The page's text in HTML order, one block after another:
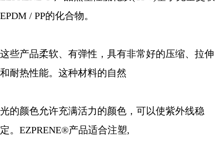
EPDM / PP的化合物。
这些产品柔软、有弹性，具有非常好的压缩、拉伸
和耐热性能。这种材料的自然
光的颜色允许充满活力的颜色，可以使紫外线稳
定。 EZPRENE®产品适合注塑,